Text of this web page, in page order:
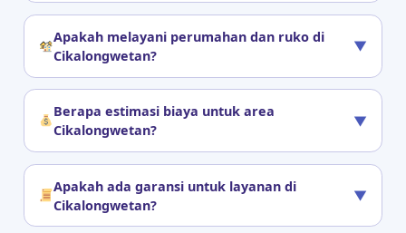
Apakah melayani perumahan dan ruko di
Cikalongwetan?
▼
Berapa estimasi biaya untuk area
Cikalongwetan?
▼
Apakah ada garansi untuk layanan di
Cikalongwetan?
▼